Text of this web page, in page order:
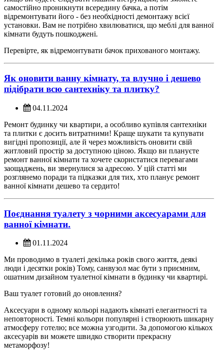
самостійно проникнути всередину бачка, а потім
відремонтувати його - без необхідності демонтажу всієї
установки. Вам не потрібно хвилюватися, що меблі для ванної
кімнати будуть пошкоджені.
Перевірте, як відремонтувати бачок прихованого монтажу.
Як оновити ванну кімнату, та влучно і дешево
підібрати всю сантехніку та плитку?
04.11.2024
Ремонт будинку чи квартири, а особливо купівля сантехніки
та плитки є досить витратними! Краще шукати та купувати
вигідні пропозиції, але й через можливість оновити свій
житловий простір за доступною ціною. Якщо ви плануєте
ремонт ванної кімнати та хочете скористатися перевагами
заощаджень, ви звернулися за адресою. У цій статті ми
розглянемо поради та підказки для тих, хто планує ремонт
ванної кімнати дешево та сердито!
Поєднання туалету з чорними аксесуарами для
ванної кімнати.
01.11.2024
Ми проводимо в туалеті декілька років свого життя, деякі
люди і десятки років) Тому, санвузол має бути з приємним,
ошатним дизайном туалетної кімнати в будинку чи квартирі.
Ваш туалет готовий до оновлення?
Аксесуари в одному кольорі надають кімнаті елегантності та
неповторності. Темні кольори популярні і створюють шикарну
атмосферу готелю; все можна узгодити. За допомогою кількох
аксесуарів ви можете швидко створити прекрасну
метаморфозу!